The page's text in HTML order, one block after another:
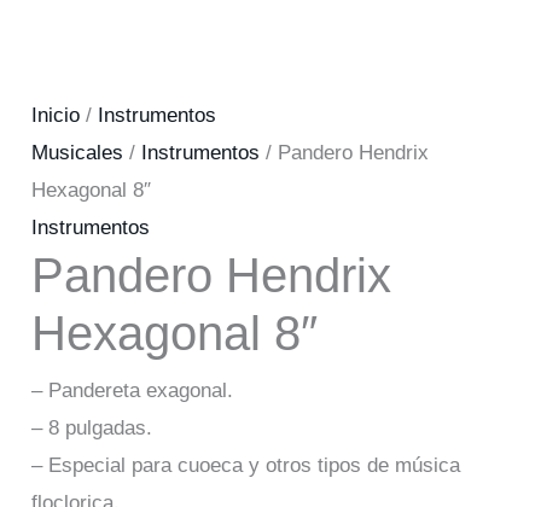
Inicio / Instrumentos
Musicales / Instrumentos / Pandero Hendrix
Hexagonal 8″
Instrumentos
Pandero Hendrix
Hexagonal 8″
– Pandereta exagonal.
– 8 pulgadas.
– Especial para cuoeca y otros tipos de música